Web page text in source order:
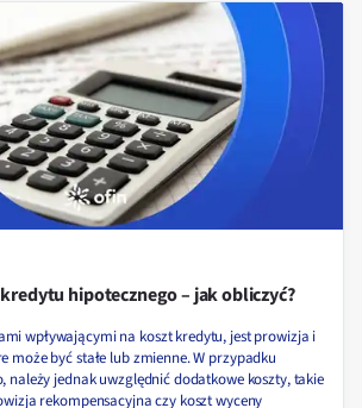
hipotecznego – jak obliczyć?
wpływającymi na koszt kredytu, jest prowizja i
może być stałe lub zmienne. W przypadku
należy jednak uwzględnić dodatkowe koszty, takie
rekompensacyjna czy koszt wyceny